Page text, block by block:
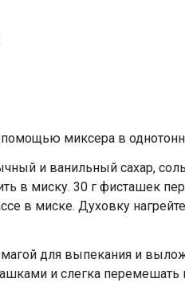
помощью миксера в
и ванильный сахар,
в миску. 30 г фисташек
в миске. Духовку
для выпекания и
и слегка